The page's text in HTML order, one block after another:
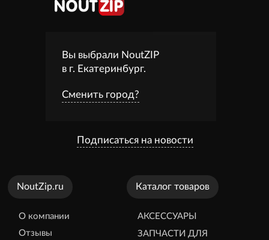
Вы выбрали NoutZIP
в г. Екатеринбург.
Сменить город?
Подписаться на новости
NoutZip.ru
О компании
Отзывы
Каталог товаров
АКСЕССУАРЫ
ЗАПЧАСТИ ДЛЯ